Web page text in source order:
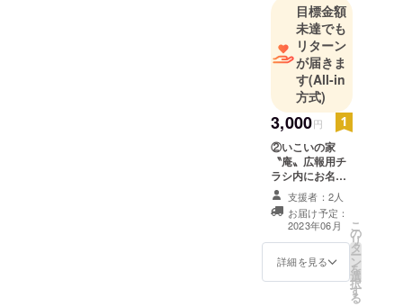
目標金額
未達でも
リターン
が届きま
す(All-in
方式)
3,000円
②いこいの家
〝庵〟広報用チ
ラシ内にお名前
を掲示 ・掲載
期間 プロ
ジェクト終了後
～２０２５年３
月３１日までの
間
支援者：2人
お届け予定：
2023年06月
詳細を見る
こ
の
リ
タ
ー
ン
を
選
択
す
る